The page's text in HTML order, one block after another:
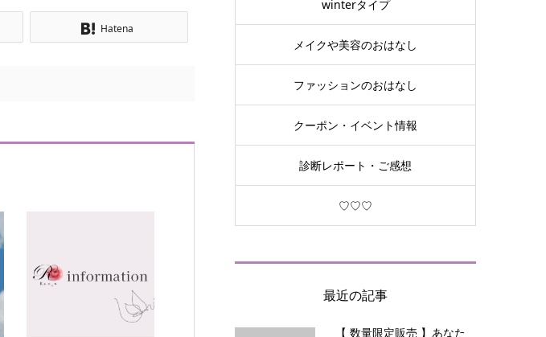
Hatena
winterタイプ
メイクや美容のおはなし
ファッションのおはなし
クーポン・イベント情報
診断レポート・ご感想
♡♡♡
最近の記事
【 数量限定販売 】あなた